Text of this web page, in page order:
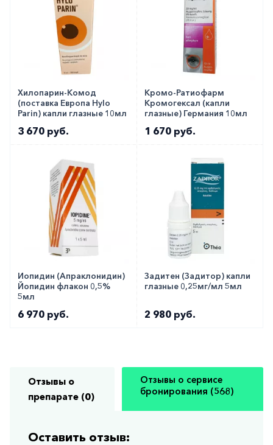
Хилопарин-Комод
(поставка Европа Hylo
Parin) капли глазные 10мл
3 670 руб.
Кромо-Ратиофарм
Кромогексал (капли
глазные) Германия 10мл
1 670 руб.
Иопидин (Апраклонидин)
Йопидин флакон 0,5%
5мл
6 970 руб.
Задитен (Задитор) капли
глазные 0,25мг/мл 5мл
2 980 руб.
Отзывы о
препарате (0)
Отзывы о сервисе
бронирования (568)
Оставить отзыв: